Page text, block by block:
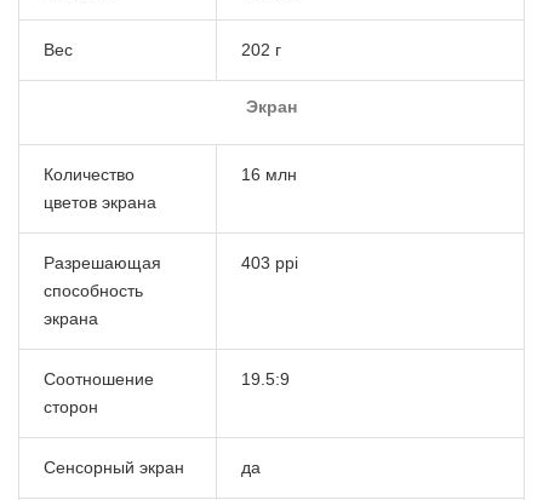
Вес 202 г
Экран
Количество
цветов экрана
16 млн
Разрешающая
способность
экрана
403 ppi
Соотношение
сторон
19.5:9
Сенсорный экран да